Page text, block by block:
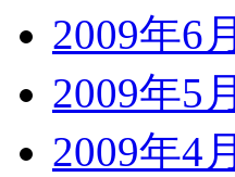
2009年6月
2009年5月
2009年4月